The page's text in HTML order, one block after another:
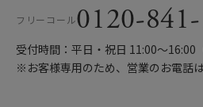
フリーコール0120-
受付時間：平日・祝日 11:00〜16:00
※お客様専用のため、営業のお電話